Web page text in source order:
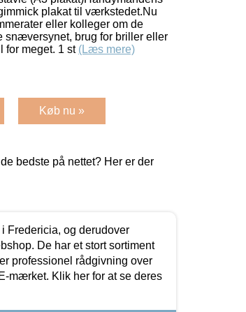
plakat til værkstedet.Nu
eller kolleger om de
snæversynet, brug for briller eller
for meget. 1 st (Læs mere)
Køb nu »
bedste på nettet? Her er der
Fredericia, og derudover
De har et stort sortiment
professionel rådgivning over
mærket. Klik her for at se deres